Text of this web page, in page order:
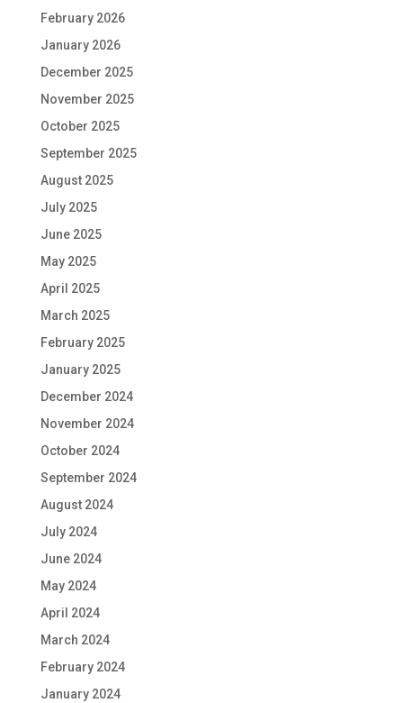
February 2026
January 2026
December 2025
November 2025
October 2025
September 2025
August 2025
July 2025
June 2025
May 2025
April 2025
March 2025
February 2025
January 2025
December 2024
November 2024
October 2024
September 2024
August 2024
July 2024
June 2024
May 2024
April 2024
March 2024
February 2024
January 2024